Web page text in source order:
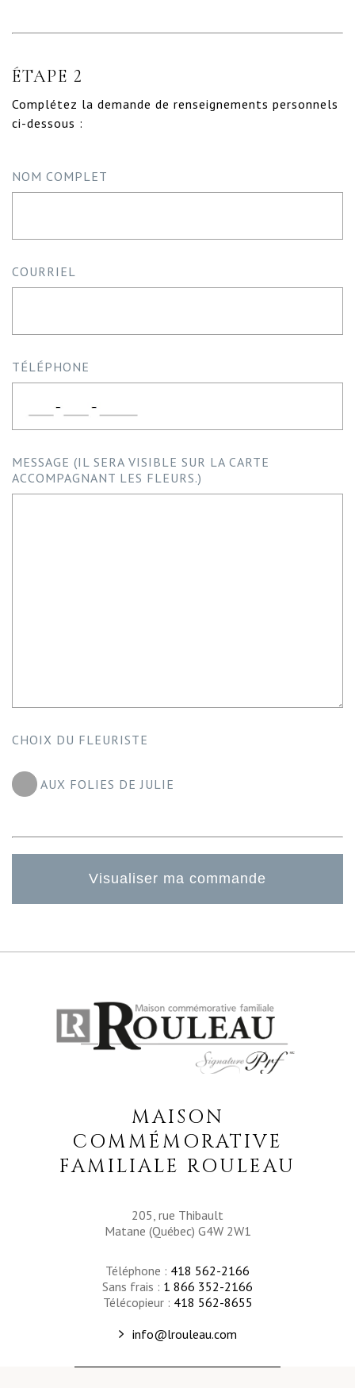
ÉTAPE 2
Complétez la demande de renseignements personnels
ci-dessous :
NOM COMPLET
COURRIEL
TÉLÉPHONE
MESSAGE (IL SERA VISIBLE SUR LA CARTE
ACCOMPAGNANT LES FLEURS.)
CHOIX DU FLEURISTE
AUX FOLIES DE JULIE
MAISON
COMMÉMORATIVE
FAMILIALE ROULEAU
205, rue Thibault
Matane (Québec) G4W 2W1
Téléphone : 418 562-2166
Sans frais : 1 866 352-2166
Télécopieur : 418 562-8655
info@lrouleau.com